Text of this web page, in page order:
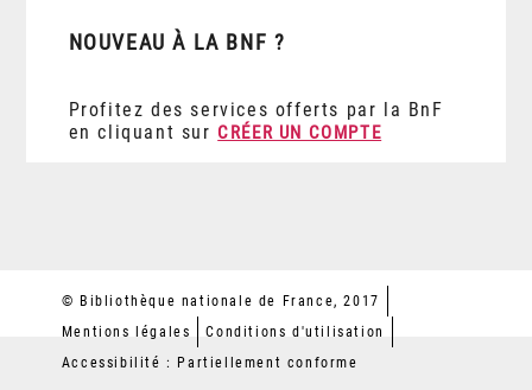
NOUVEAU À LA BNF ?
Profitez des services offerts par la BnF
en cliquant sur CRÉER UN COMPTE
© Bibliothèque nationale de France, 2017
Mentions légales
Conditions d'utilisation
Accessibilité : Partiellement conforme